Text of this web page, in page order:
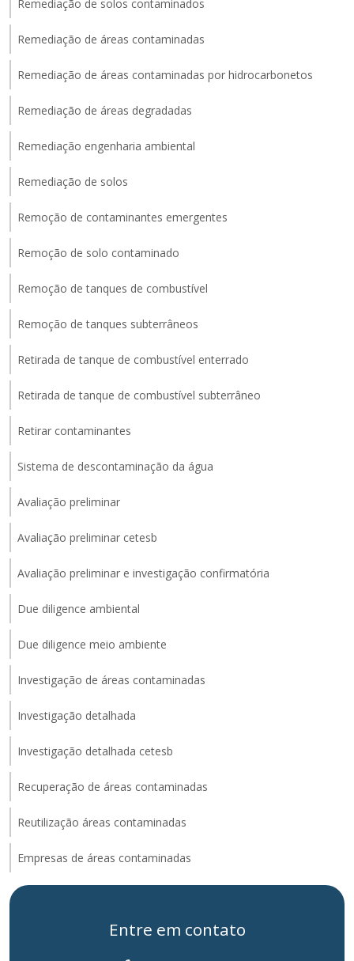
Remediação de solos contaminados
Remediação de áreas contaminadas
Remediação de áreas contaminadas por hidrocarbonetos
Remediação de áreas degradadas
Remediação engenharia ambiental
Remediação de solos
Remoção de contaminantes emergentes
Remoção de solo contaminado
Remoção de tanques de combustível
Remoção de tanques subterrâneos
Retirada de tanque de combustível enterrado
Retirada de tanque de combustível subterrâneo
Retirar contaminantes
Sistema de descontaminação da água
Avaliação preliminar
Avaliação preliminar cetesb
Avaliação preliminar e investigação confirmatória
Due diligence ambiental
Due diligence meio ambiente
Investigação de áreas contaminadas
Investigação detalhada
Investigação detalhada cetesb
Recuperação de áreas contaminadas
Reutilização áreas contaminadas
Empresas de áreas contaminadas
Entre em contato